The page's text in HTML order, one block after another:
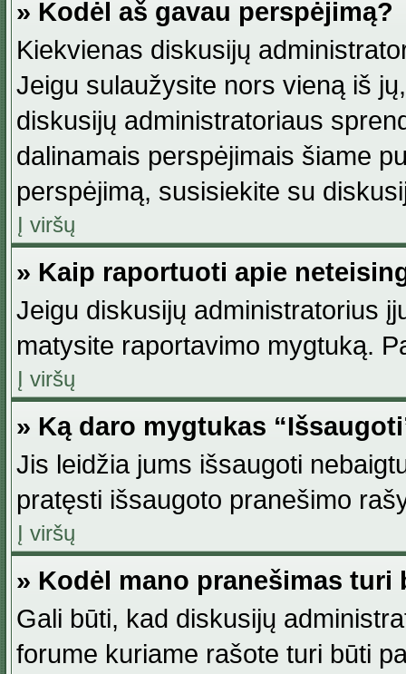
» Kodėl aš gavau perspėjimą?
Kiekvienas diskusijų
Jeigu sulaužysite nors vieną iš
diskusijų administratoriaus
dalinamais perspėjimais šiame
perspėjimą, susisiekite su
Į viršų
» Kaip raportuoti apie
Jeigu diskusijų administratorius
matysite raportavimo mygtuką.
Į viršų
» Ką daro mygtukas
Jis leidžia jums išsaugoti
pratęsti išsaugoto pranešimo
Į viršų
» Kodėl mano pranešimas
Gali būti, kad diskusijų
forume kuriame rašote turi būti